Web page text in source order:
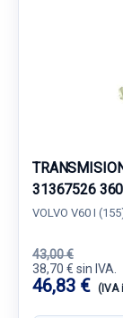
31367526
VOLVO V60 I
43,00 €
38,70 € sin IVA.
46,83 € (IVA